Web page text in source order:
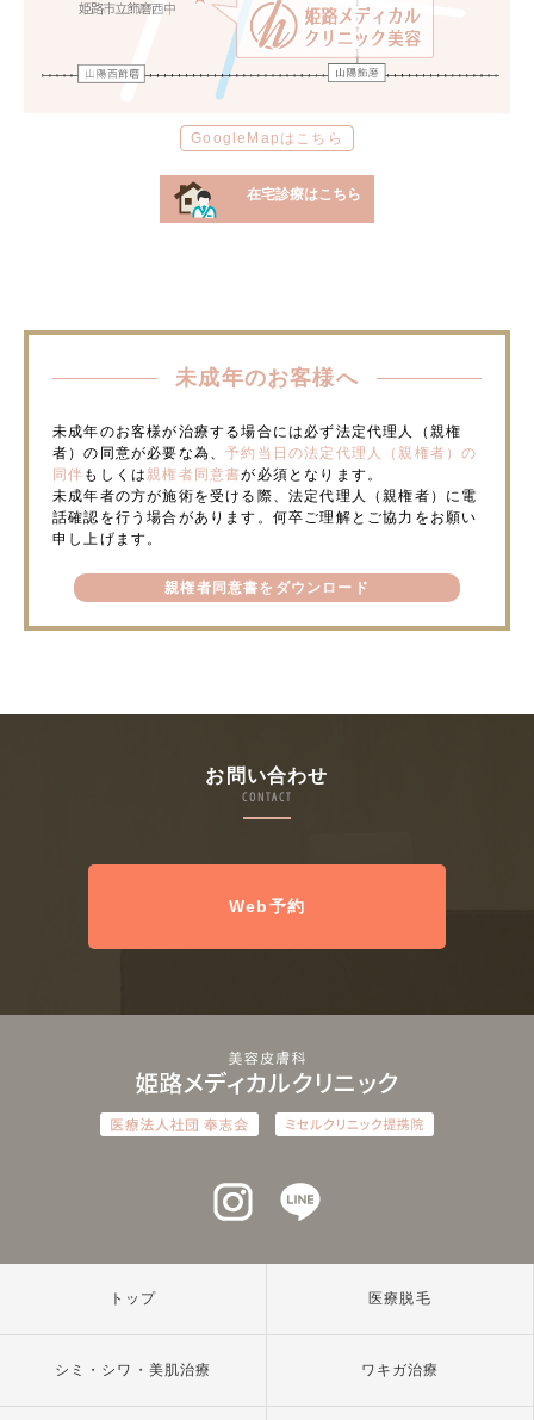
GoogleMapはこちら
在宅診療はこちら
未成年のお客様へ
未成年のお客様が治療する場合には必ず法定代理人（親権
者）の同意が必要な為、予約当日の法定代理人（親権者）の
同伴 もしくは親権者同意書が必須となります。
未成年者の方が施術を受ける際、法定代理人（親権者）に電
話確認を行う場合があります。何卒ご理解とご協力をお願い
申し上げます。
親権者同意書をダウンロード
お問い合わせ
CONTACT
Web予約
インスタグラム
トップ 医療脱毛
シミ・シワ・美肌治療 ワキガ治療